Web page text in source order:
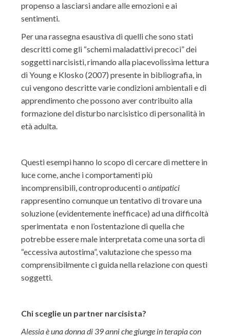
propenso a lasciarsi andare alle emozioni e ai
sentimenti.
Per una rassegna esaustiva di quelli che sono stati
descritti come gli “schemi maladattivi precoci” dei
soggetti narcisisti, rimando alla piacevolissima lettura
di Young e Klosko (2007) presente in bibliografia, in
cui vengono descritte varie condizioni ambientali e di
apprendimento che possono aver contribuito alla
formazione del disturbo narcisistico di personalità in
età adulta.
Questi esempi hanno lo scopo di cercare di mettere in
luce come, anche i comportamenti più
incomprensibili, controproducenti o antipatici
rappresentino comunque un tentativo di trovare una
soluzione (evidentemente inefficace) ad una difficoltà
sperimentata e non l’ostentazione di quella che
potrebbe essere male interpretata come una sorta di
“eccessiva autostima”, valutazione che spesso ma
comprensibilmente ci guida nella relazione con questi
soggetti.
Chi sceglie un partner narcisista?
Alessia è una donna di 39 anni che giunge in terapia con